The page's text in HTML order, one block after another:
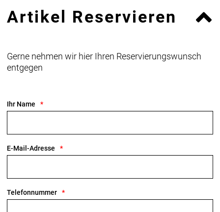
Artikel Reservieren
Gerne nehmen wir hier Ihren Reservierungswunsch
entgegen
Ihr Name
E-Mail-Adresse
Telefonnummer